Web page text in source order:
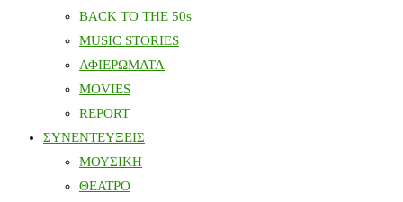
BACK TO THE 50s
MUSIC STORIES
ΑΦΙΕΡΩΜΑΤΑ
MOVIES
REPORT
ΣΥΝΕΝΤΕΥΞΕΙΣ
ΜΟΥΣΙΚΗ
ΘΕΑΤΡΟ